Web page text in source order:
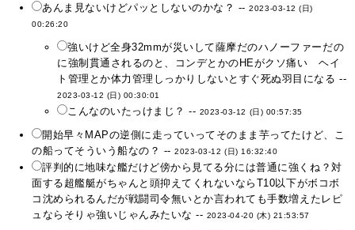
あんま見ないけどパッとしないのかな？ --2023-03-12 (日)
00:26:20
強いけど全身32mmが災いして薩摩だのハノーファーだの
に強制貫通されるのと、コンデとかのHEがクソ痛い ヘイ
ト管理とか体力管理しっかりしないとすぐ死ぬ羽目になる --
2023-03-12 (日) 00:30:01
こんなのいたっけまじ？ -- 2023-03-12 (日) 00:57:35
開始早々MAPの逆側に走っていってそのまま芋ってたけど、こ
の船ってそういう船なの？ --2023-03-12 (日) 16:32:40
評判的に地味な艦だけど傍から見てる分には普通に強くね？対
面する超艦艇がちゃんと頭抑えてくれないならT10以下がボコボ
コ沈められるんだが戦闘司令無いとか言われても手数増えたレピ
ュならそりゃ強いじゃんみたいな -- 2023-04-20 (木) 21:53:57